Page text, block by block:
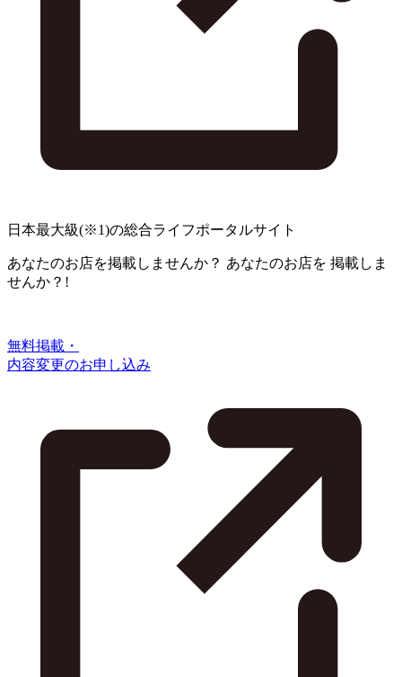
日本最大級(※1)の総合ライフポータルサイト
あなたのお店を掲載しませんか？ あなたのお店を 掲載しま
せんか？!
無料掲載・
内容変更のお申し込み